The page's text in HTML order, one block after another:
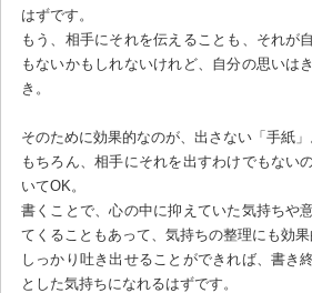
はずです。
もう、相手にそれを伝えることも、それが
もないかもしれないけれど、自分の思いは
き。
そのために効果的なのが、出さない「手紙」
もちろん、相手にそれを出すわけでもない
いてOK。
書くことで、心の中に抑えていた気持ちや
てくることもあって、気持ちの整理にも効果
しっかり吐き出せることができれば、書き
とした気持ちになれるはずです。